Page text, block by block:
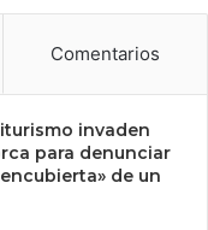
Comentarios
invaden
para denunciar
de un